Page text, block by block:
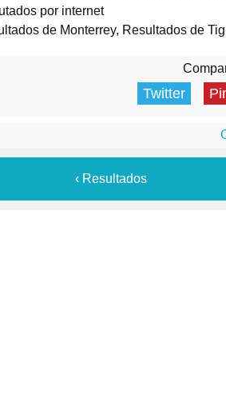
por internet
de Monterrey, Resultados de
Twitter
‹ Resultados